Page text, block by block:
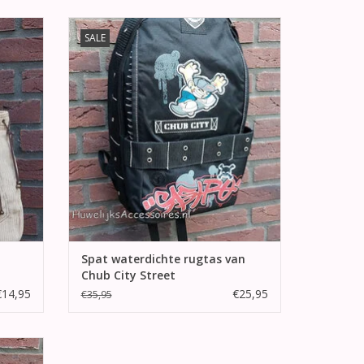
SALE
Zwarte gekleurde spat waterdichte rugtas
van 'Chub City Street'.
TOEVOEGEN AAN WINKELWAGEN
Spat waterdichte rugtas van
Chub City Street
€35,95 €25,95
van